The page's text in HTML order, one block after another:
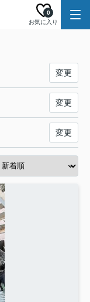
お気に入り
0
変更
変更
変更